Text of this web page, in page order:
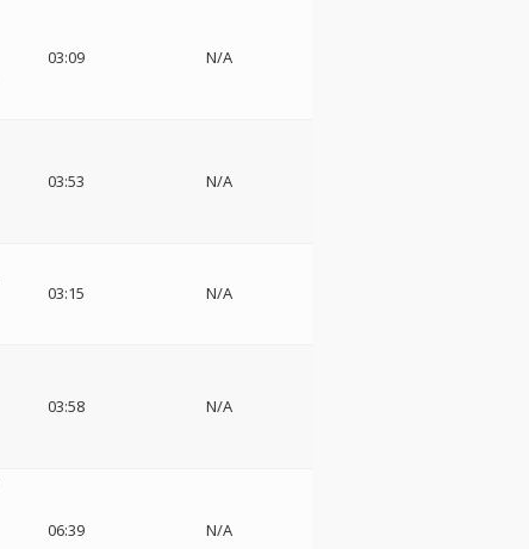
03:09 N/A
03:53 N/A
03:15 N/A
03:58 N/A
06:39 N/A